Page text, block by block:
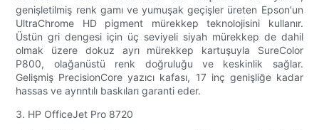
genişletilmiş renk gamı ​​ve yumuşak geçişler üreten Epson'un
UltraChrome HD pigment mürekkep teknolojisini kullanır.
Üstün gri dengesi için üç seviyeli siyah mürekkep de dahil
olmak üzere dokuz ayrı mürekkep kartuşuyla SureColor
P800, olağanüstü renk doğruluğu ve keskinlik sağlar.
Gelişmiş PrecisionCore yazıcı kafası, 17 inç genişliğe kadar
hassas ve ayrıntılı baskıları garanti eder.
3. HP OfficeJet Pro 8720